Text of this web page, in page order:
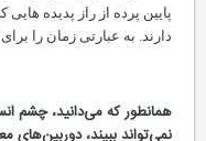
پایین پرده از راز پدیده هایی
دارند. به عبارتی زمان را برای